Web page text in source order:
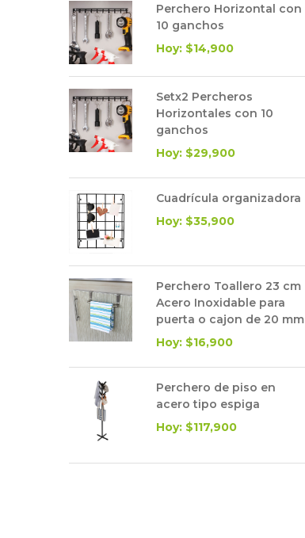
Perchero Horizontal con
10 ganchos
Hoy: $14,900
Setx2 Percheros
Horizontales con 10
ganchos
Hoy: $29,900
Cuadrícula organizadora
Hoy: $35,900
Perchero Toallero 23 cm
Acero Inoxidable para
puerta o cajon de 20 mm
Hoy: $16,900
Perchero de piso en
acero tipo espiga
Hoy: $117,900